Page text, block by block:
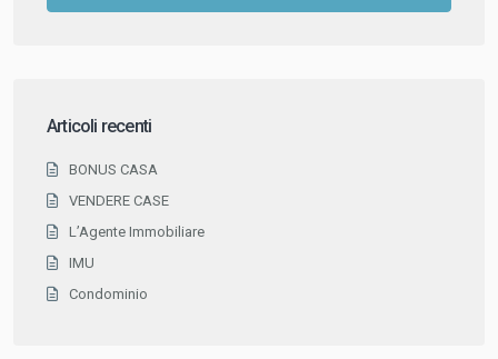
Articoli recenti
BONUS CASA
VENDERE CASE
L’Agente Immobiliare
IMU
Condominio